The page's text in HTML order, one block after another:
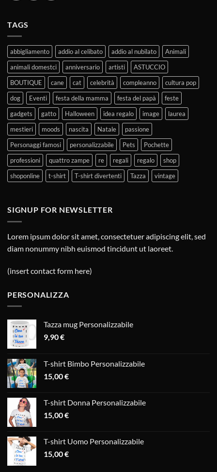
TAGS
abbigliamento addio al celibato addio al nubilato
Animali
animali domestci
anniversario artisti
ASTUCCIO
BOUTIQUE
cane cat celebrità compleanno
cultura pop
dog
Eventi festa della mamma festa del papà
feste
gadgets
gatto Halloween idea regalo image
laurea
mestieri
moods nascita Natale
passione
Personaggi famosi
personalizzabile Pets
Pochette
professioni
quattro zampe re regali regalo
shop
shoponline
t-shirt T-shirt divertenti Tazza vintage
SIGNUP FOR NEWSLETTER
Lorem ipsum dolor sit amet, consectetuer adipiscing elit, sed
diam nonummy nibh euismod tincidunt ut laoreet.
(insert contact form here)
PERSONALIZZA
Tazza mug Personalizzabile
9,90€
T-shirt Bimbo Personalizzabile
15,00€
T-shirt Donna Personalizzabile
15,00€
T-shirt Uomo Personalizzabile
15,00€